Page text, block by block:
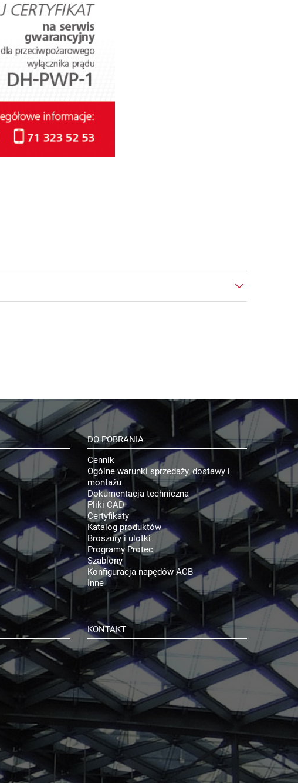
DO POBRANIA
Cennik
Ogólne warunki sprzedaży, dostawy i
montażu
Dokumentacja techniczna
Pliki CAD
Certyfikaty
Katalog produktów
Broszury i ulotki
Programy Protec
Szablony
Konfiguracja napędów ACB
Inne
KONTAKT